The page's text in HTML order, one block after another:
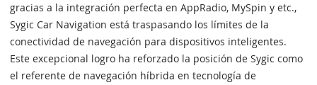
gracias a la integración perfecta en AppRadio, MySpin y etc.,
Sygic Car Navigation está traspasando los límites de la
conectividad de navegación para dispositivos inteligentes.
Este excepcional logro ha reforzado la posición de Sygic como
el referente de navegación híbrida en tecnología de